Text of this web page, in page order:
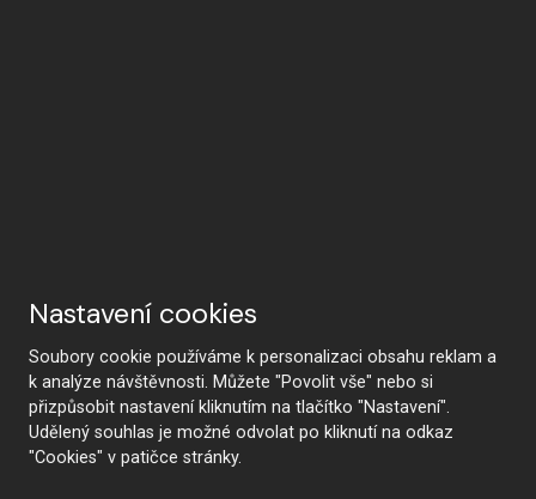
Почему HANÁK
HANÁK Interior Concept Традиции и ремесло
Nastavení cookies
Soubory cookie používáme k personalizaci obsahu reklam a
k analýze návštěvnosti. Můžete "Povolit vše" nebo si
přizpůsobit nastavení kliknutím na tlačítko "Nastavení".
Udělený souhlas je možné odvolat po kliknutí na odkaz
"Cookies" v patičce stránky.